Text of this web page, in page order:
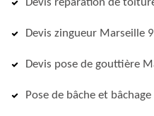
Devis réparation de
Devis zingueur Marseille 9
Devis pose de gouttière
Pose de bâche et